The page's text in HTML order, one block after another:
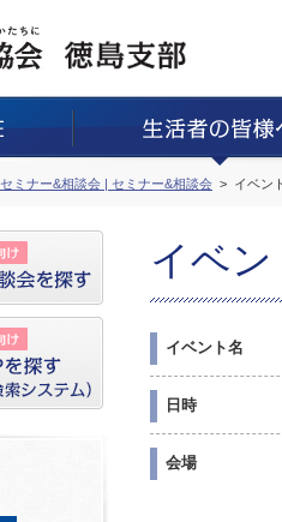
セミナー&相談会 | セミナー&相談会 イベン
イベン
イベント名
日時
会場